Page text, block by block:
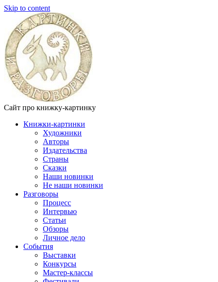
Skip to content
Сайт про книжку-картинку
Книжки-картинки
Художники
Авторы
Издательства
Страны
Сказки
Наши новинки
Не наши новинки
Разговоры
Процесс
Интервью
Статьи
Обзоры
Личное дело
События
Выставки
Конкурсы
Мастер-классы